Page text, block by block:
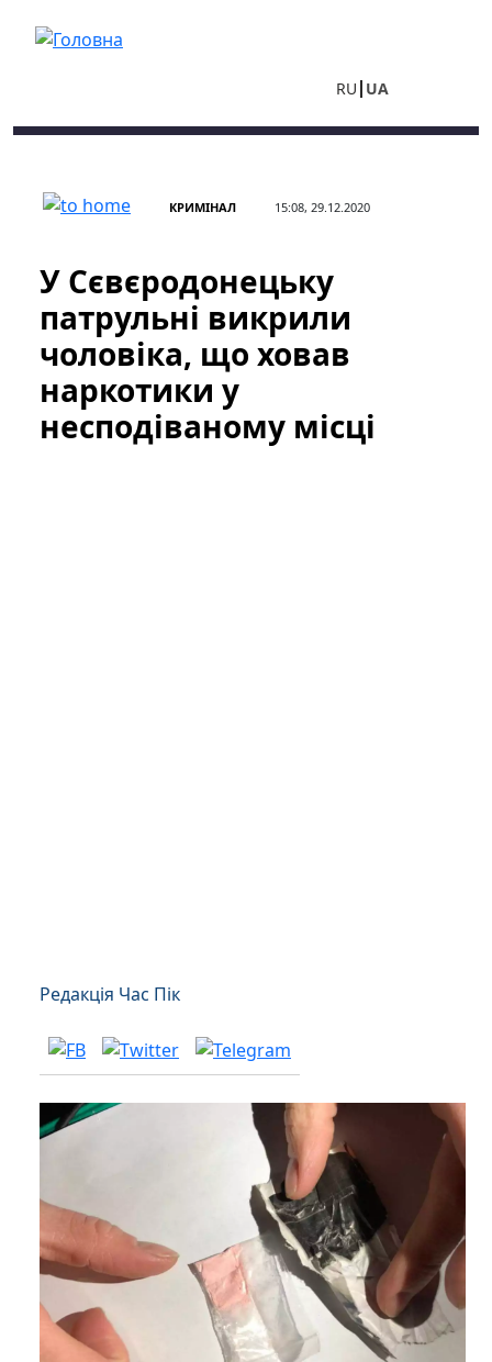
RU UA
КРИМІНАЛ 15:08, 29.12.2020
У Сєвєродонецьку
патрульні викрили
чоловіка, що ховав
наркотики у
несподіваному місці
Редакція Час Пік